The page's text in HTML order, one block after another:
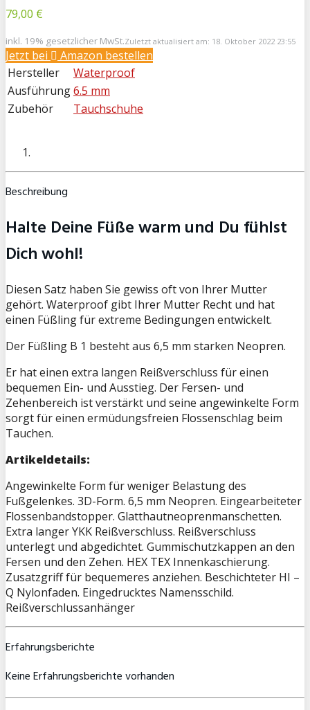
79,00 €
inkl. 19% gesetzlicher MwSt.Zuletzt aktualisiert am: 18. Oktober 2022 23:55
Jetzt bei
Amazon bestellen
Hersteller
Waterproof
Ausführung6.5 mm
Zubehör
Tauchschuhe
Beschreibung
Halte Deine Füße warm und Du fühlst
Dich wohl!
Diesen Satz haben Sie gewiss oft von Ihrer Mutter
gehört. Waterproof gibt Ihrer Mutter Recht und hat
einen Füßling für extreme Bedingungen entwickelt.
Der Füßling B 1 besteht aus 6,5 mm starken Neopren.
Er hat einen extra langen Reißverschluss für einen
bequemen Ein- und Ausstieg. Der Fersen- und
Zehenbereich ist verstärkt und seine angewinkelte Form
sorgt für einen ermüdungsfreien Flossenschlag beim
Tauchen.
Artikeldetails:
Angewinkelte Form für weniger Belastung des
Fußgelenkes. 3D-Form. 6,5 mm Neopren. Eingearbeiteter
Flossenbandstopper. Glatthautneoprenmanschetten.
Extra langer YKK Reißverschluss. Reißverschluss
unterlegt und abgedichtet. Gummischutzkappen an den
Fersen und den Zehen. HEX TEX Innenkaschierung.
Zusatzgriff für bequemeres anziehen. Beschichteter HI –
Q Nylonfaden. Eingedrucktes Namensschild.
Reißverschlussanhänger
Erfahrungsberichte
Keine Erfahrungsberichte vorhanden